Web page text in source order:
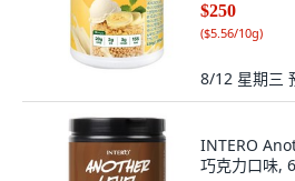
$250
($5.56/10g)
8/12 星期三
INTERO
巧克力口味,